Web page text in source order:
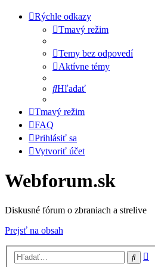
Rýchle odkazy
Tmavý režim
Temy bez odpovedí
Aktívne témy
Hľadať
Tmavý režim
FAQ
Prihlásiť sa
Vytvoriť účet
Webforum.sk
Diskusné fórum o zbraniach a strelive
Prejsť na obsah
Hľadať